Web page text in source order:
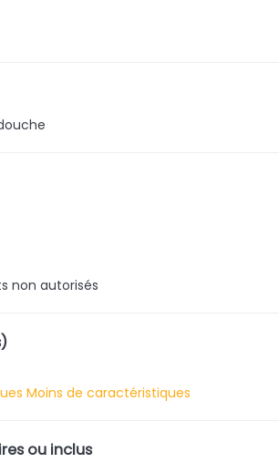
non autorisés
Moins de caractéristiques
ou inclus